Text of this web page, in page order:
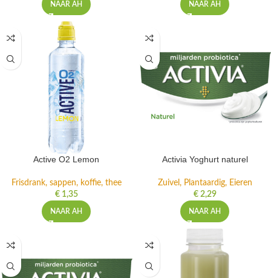
NAAR AH NAAR AH
Active O2 Lemon
Frisdrank, sappen, koffie, thee
€1,35
NAAR AH
Activia Yoghurt naturel
Zuivel, Plantaardig, Eieren
€2,29
NAAR AH